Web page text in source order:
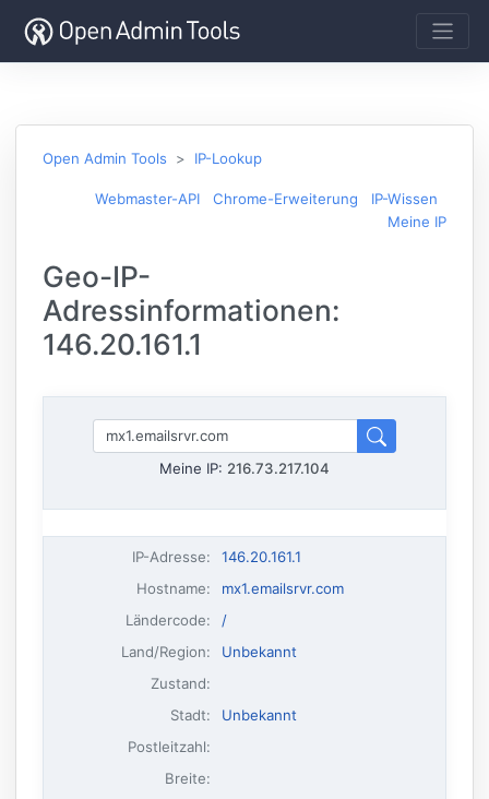
Open Admin Tools IP-Lookup
Webmaster-API Chrome-Erweiterung
IP-Wissen
Meine IP
Geo-IP-
Adressinformationen:
146.20.161.1
Meine IP: 216.73.217.104
IP-Adresse:
146.20.161.1
Hostname:
mx1.emailsrvr.com
Ländercode:
/
Land/Region:
Unbekannt
Zustand:
Stadt:
Unbekannt
Postleitzahl:
Breite: